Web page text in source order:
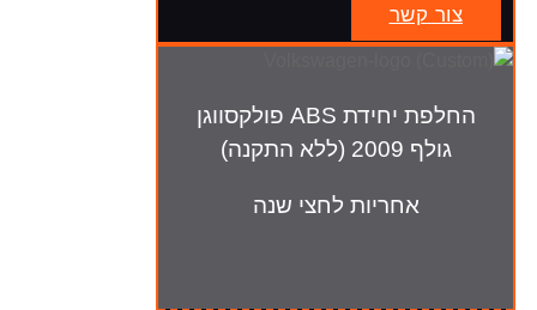
צור קשר
החלפת יחידת ABS פולקסווגן
גולף 2009 (ללא התקנה)
אחריות לחצי שנה